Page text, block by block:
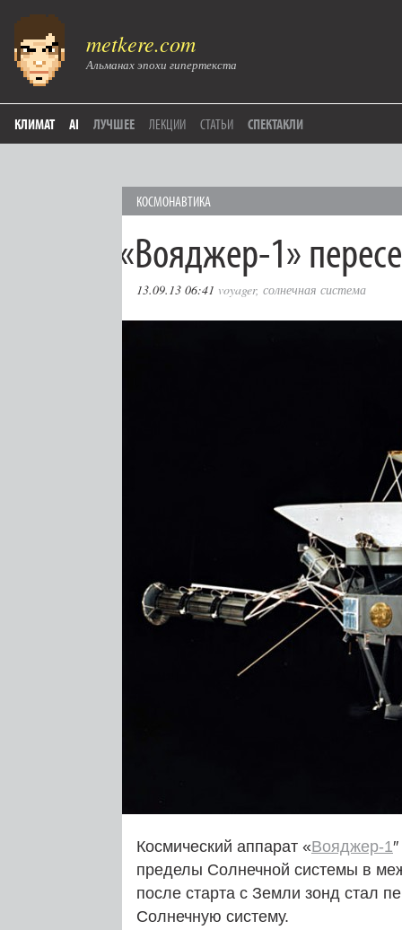
metkere.com
Альманах эпохи гипертекста
КЛИМАТ AI ЛУЧШЕЕ ЛЕКЦИИ СТАТЬИ СПЕКТАКЛИ
КОСМОНАВТИКА
«Вояджер‑1»
13.09.13 06:41 voyager, солнечная система
Космический аппарат «Вояджер‑1
пределы Солнечной системы в
после старта с Земли зонд стал
Солнечную систему.